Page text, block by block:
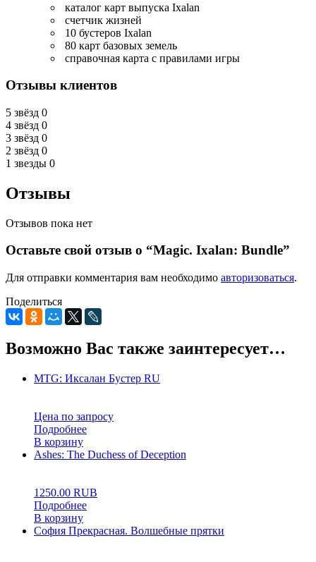
каталог карт выпуска Ixalan
счетчик жизней
10 бустеров Ixalan
80 карт базовых земель
справочная карта с правилами игры
Отзывы клиентов
5 звёзд 0
4 звёзд 0
3 звёзд 0
2 звёзд 0
1 звезды 0
Отзывы
Отзывов пока нет
Оставьте свой отзыв о “Magic. Ixalan: Bundle”
Для отправки комментария вам необходимо авторизоваться.
Поделиться
Возможно Вас также заинтересует…
MTG: Иксалан Бустер RU
Цена по запросу
Подробнее
В корзину
Ashes: The Duchess of Deception
1250.00 RUB
Подробнее
В корзину
София Прекрасная. Волшебные прятки